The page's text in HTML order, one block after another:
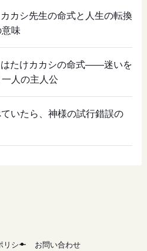
カシ先生の命式と人生の転換
味
はたけカカシの命式——迷いを
人の主人公
いたら、神様の試行錯誤の
リシー お問い合わせ